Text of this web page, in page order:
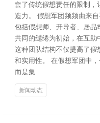
套了传统假想责任的限制，
造力。 假想军团频频由来
包括假想师、开导者、居品
共同的缱绻为初始，在互助
这种团队结构不仅提高了假
和实用性。 在假想军团中
而是集
新闻动态